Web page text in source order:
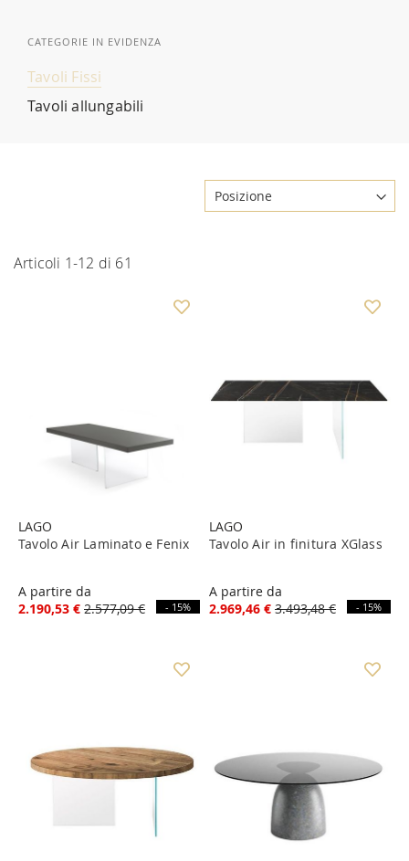
CATEGORIE IN EVIDENZA
Tavoli Fissi
Tavoli allungabili
Articoli 1-12 di 61
LAGO
Tavolo Air Laminato e Fenix
A partire da
2.190,53 € 2.577,09 € - 15%
LAGO
Tavolo Air in finitura XGlass
A partire da
2.969,46 € 3.493,48 € - 15%